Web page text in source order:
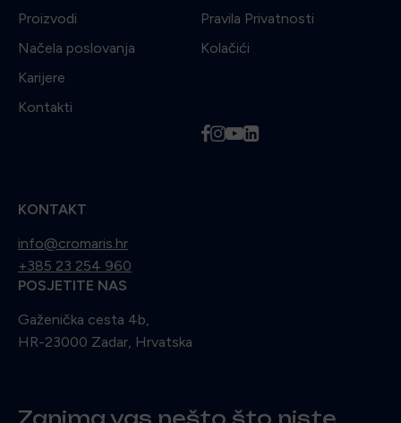
Proizvodi
Načela poslovanja
Karijere
Kontakti
Pravila Privatnosti
Kolačići
fiyl
KONTAKT
info@cromaris.hr
+385 23 254 960
POSJETITE NAS
Gaženička cesta 4b,
HR-23000 Zadar, Hrvatska
Zanima vas nešto što niste